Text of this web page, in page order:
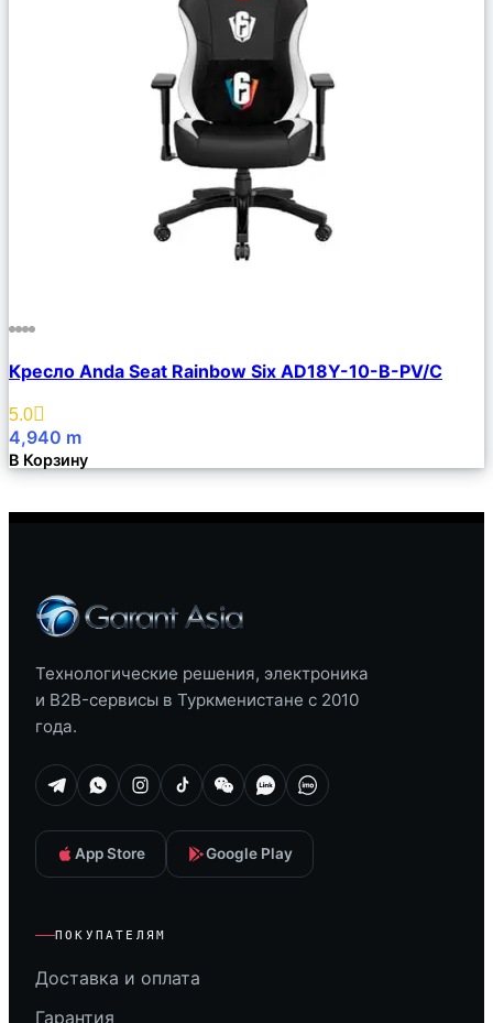
Описание
Избранное
Кресло Anda Seat Rainbow Six AD18Y-10-B-PV/C
5.0
4,940 m
В Корзину
Технологические решения, электроника
и B2B-сервисы в Туркменистане с 2010
года.
App Store Google Play
ПОКУПАТЕЛЯМ
Доставка и оплата
Гарантия